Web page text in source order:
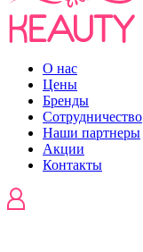
О нас
Цены
Бренды
Сотрудничество
Наши партнеры
Акции
Контакты